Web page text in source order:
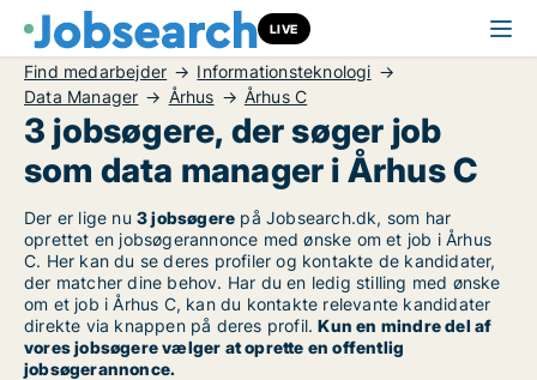
LIVE
Find medarbejder
Informationsteknologi
Data Manager
Århus Århus C
3 jobsøgere, der søger job
som data manager i Århus C
Der er lige nu 3 jobsøgere på Jobsearch.dk, som har
oprettet en jobsøgerannonce med ønske om et job i Århus
C. Her kan du se deres profiler og kontakte de kandidater,
der matcher dine behov. Har du en ledig stilling med ønske
om et job i Århus C, kan du kontakte relevante kandidater
direkte via knappen på deres profil.Kun en mindre del af
vores jobsøgere vælger at oprette en offentlig
jobsøgerannonce.